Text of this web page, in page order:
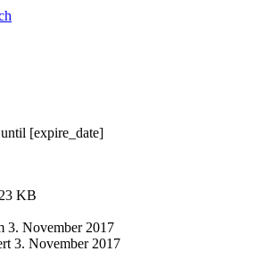
[expire_date]
KB
3. November 2017
3. November 2017